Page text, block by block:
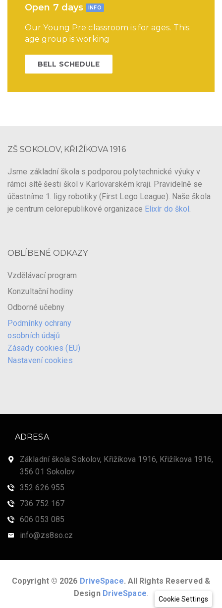
Open 7 days INFO
Our Young Pre classroom is for ages. This
age group is working
BELL SCHEDULE
ZŠ SOKOLOV, KŘIŽÍKOVA 1916
Jsme základní škola s podporou polytechnické výuky v
rámci sítě šesti škol v Karlovarském kraji. Pravidelně se
účastníme 1. ligy robotiky (First Lego League). Naše škola
je centrum celorepublikové organizace Elixír do škol .
OBLÍBENÉ ODKAZY
Vzdělávací program
Konzultační hodiny
Odborné učebny
Podmínky ochrany
osobních údajů
Zásady cookies (EU)
Nastavení cookies
ADRESA
Základní škola Sokolov, Křižíkova 1916, Křižíkova 1916,
356 01 Sokolov
352 626 955
736 752 167
606 053 085
info@zs8so.cz
Copyright © 2026 DriveSpace. All Rights Reserved &
Design DriveSpace.
Cookie Settings